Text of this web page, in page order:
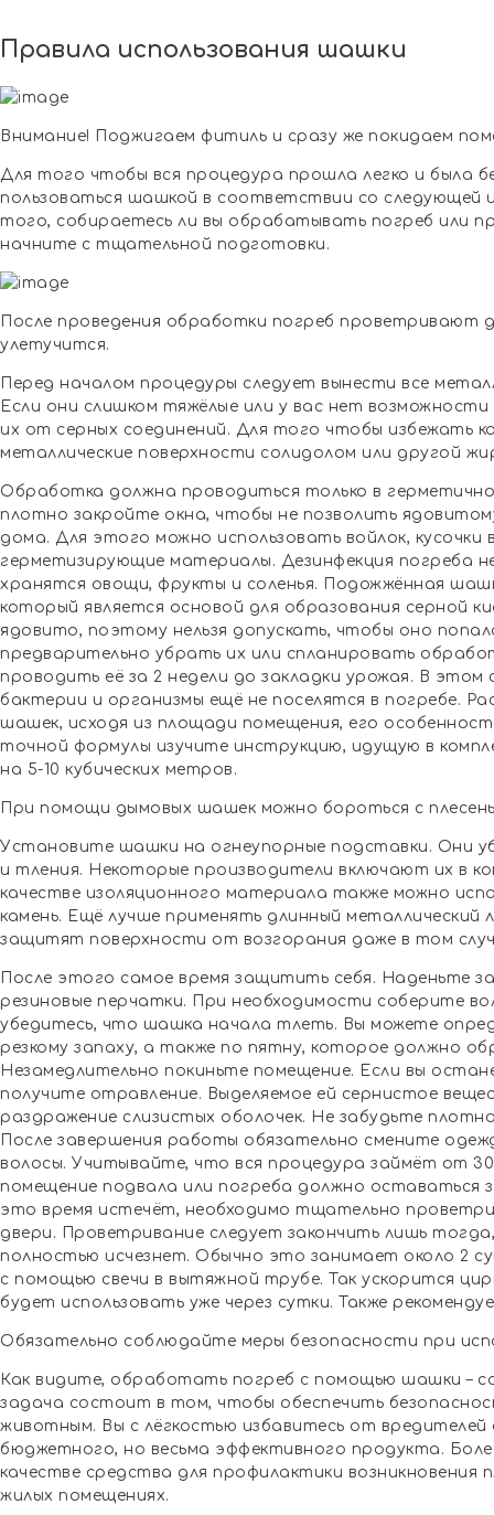
Правила использования шашки
Внимание! Поджигаем фитиль и сразу же покидаем
Для того чтобы вся процедура прошла легко и была
пользоваться шашкой в соответствии со следующей
того, собираетесь ли вы обрабатывать погреб или
начните с тщательной подготовки.
После проведения обработки погреб проветривают
улетучится.
Перед началом процедуры следует вынести все
Если они слишком тяжёлые или у вас нет
их от серных соединений. Для того чтобы избежать
металлические поверхности солидолом или другой
Обработка должна проводиться только в
плотно закройте окна, чтобы не позволить
дома. Для этого можно использовать войлок, кусочки
герметизирующие материалы. Дезинфекция погреба
хранятся овощи, фрукты и соленья. Подожжённая
который является основой для образования серной
ядовито, поэтому нельзя допускать, чтобы оно
предварительно убрать их или спланировать
проводить её за 2 недели до закладки урожая. В этом
бактерии и организмы ещё не поселятся в погребе.
шашек, исходя из площади помещения, его
точной формулы изучите инструкцию, идущую в
на 5-10 кубических метров.
При помощи дымовых шашек можно бороться с
Установите шашки на огнеупорные подставки. Они
и тления. Некоторые производители включают их в
качестве изоляционного материала также можно
камень. Ещё лучше применять длинный металлический
защитят поверхности от возгорания даже в том
После этого самое время защитить себя. Наденьте
резиновые перчатки. При необходимости соберите
убедитесь, что шашка начала тлеть. Вы можете
резкому запаху, а также по пятну, которое должно
Незамедлительно покиньте помещение. Если вы
получите отравление. Выделяемое ей сернистое
раздражение слизистых оболочек. Не забудьте
После завершения работы обязательно смените
волосы. Учитывайте, что вся процедура займёт от
помещение подвала или погреба должно оставаться
это время истечёт, необходимо тщательно
двери. Проветривание следует закончить лишь
полностью исчезнет. Обычно это занимает около 2
с помощью свечи в вытяжной трубе. Так ускорится
будет использовать уже через сутки. Также
Обязательно соблюдайте меры безопасности при
Как видите, обработать погреб с помощью шашки –
задача состоит в том, чтобы обеспечить
животным. Вы с лёгкостью избавитесь от
бюджетного, но весьма эффективного продукта.
качестве средства для профилактики возникновения
жилых помещениях.